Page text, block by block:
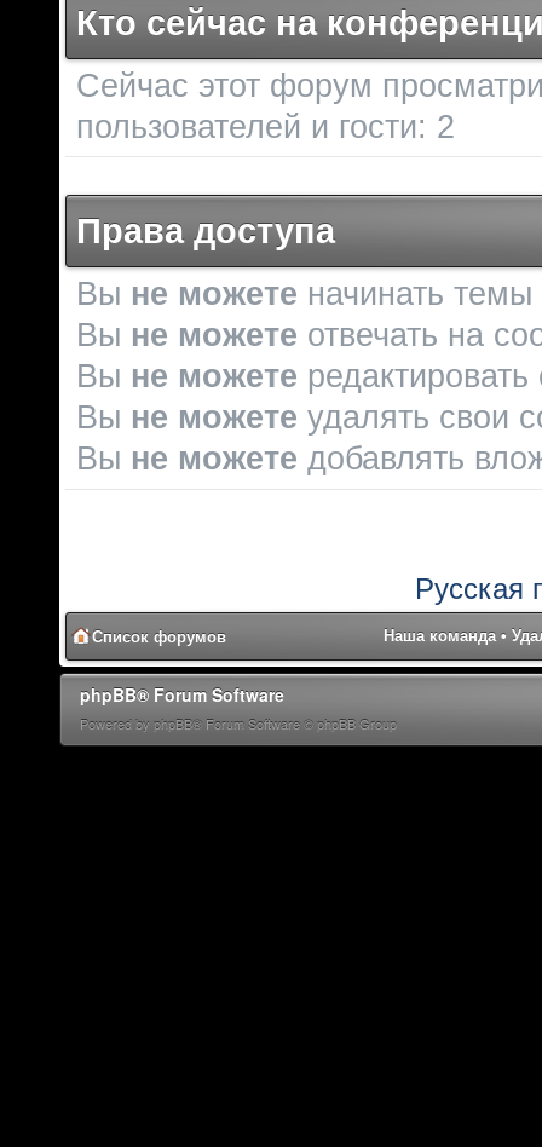
Кто сейчас на
Сейчас этот форум
пользователей и гости: 2
Права доступа
Вы не можете начинать темы
Вы не можете отвечать на
Вы не можете
Вы не можете удалять свои
Вы не можете добавлять
Русская
Список форумов Наша команда •
phpBB® Forum Software
Powered by phpBB® Forum Software © phpBB Group